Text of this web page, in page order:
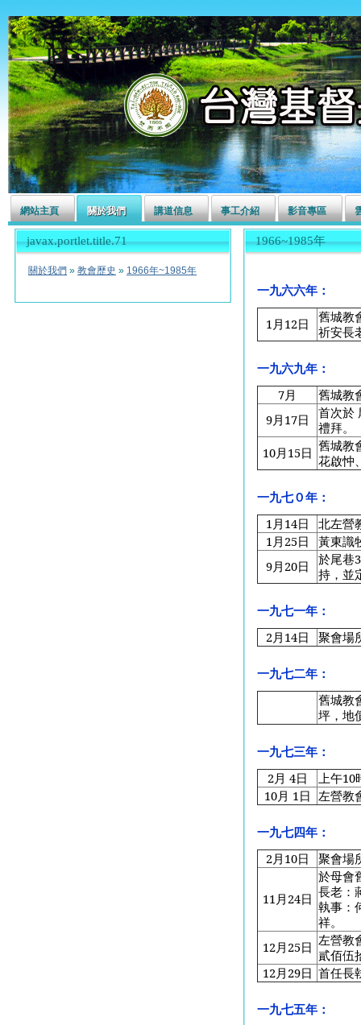
左營長老教會
網站主頁 關於我們 講道信息 事工介紹 影音專區
javax.portlet.title.71
關於我們 » 教會歷史 » 1966年~1985年
1966~1985年
一九六六年：
1月12日
舊城教
祈安長
一九六九年：
7月
舊城教
9月17日
首次於
禮拜。
10月15日 舊城教
花啟忡
一九七０年：
1月14日
北左營
1月25日
黃東識
9月20日
於尾巷
持，並
一九七一年：
2月14日 聚會場
一九七二年：
舊城教
坪，地
一九七三年：
2月 4日
上午10
10月 1日 左營教
一九七四年：
2月10日 聚會場
11月24日
於母會
長老：
執事：
祥。
12月25日 左營教
貳佰伍
12月29日 首任長
一九七五年：